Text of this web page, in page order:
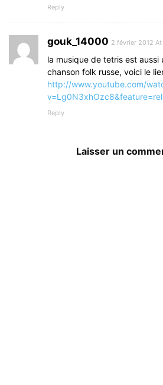
Reply
gouk_14000 2 février 2012
la musique de tetris est aussi
chanson folk russe, voici le
http://www.youtube.com/
Reply
Laisser un